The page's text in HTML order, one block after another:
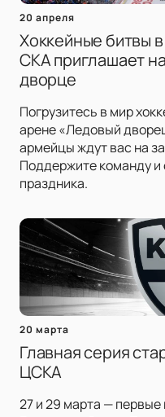
20 апреля
Хоккейные битвы
СКА приглашает
дворце
Погрузитесь в мир
арене «Ледовый
армейцы ждут вас на
Поддержите команду и
праздника.
20 марта
Главная серия
ЦСКА
27 и 29 марта —